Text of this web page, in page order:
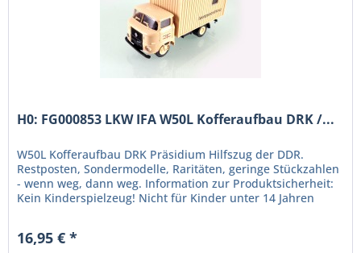
H0: FG000853 LKW IFA W50L Kofferaufbau DRK /...
W50L Kofferaufbau DRK Präsidium Hilfszug der DDR.
Restposten, Sondermodelle, Raritäten, geringe Stückzahlen
- wenn weg, dann weg. Information zur Produktsicherheit:
Kein Kinderspielzeug! Nicht für Kinder unter 14 Jahren
16,95 € *